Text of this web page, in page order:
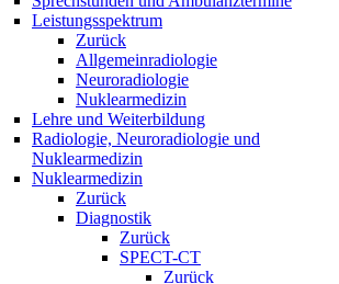
Leistungsspektrum
Zurück
Allgemeinradiologie
Neuroradiologie
Nuklearmedizin
Lehre und Weiterbildung
Radiologie, Neuroradiologie und
Nuklearmedizin
Nuklearmedizin
Zurück
Diagnostik
Zurück
SPECT-CT
Zurück